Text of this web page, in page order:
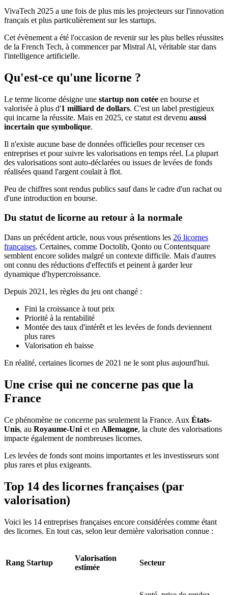
VivaTech 2025 a une fois de plus mis les projecteurs sur l'innovation
français et plus particulièrement sur les startups.
Cet évènement a été l'occasion de revenir sur les plus belles réussites
de la French Tech, à commencer par Mistral Al, véritable star dans
l'intelligence artificielle.
Qu'est-ce qu'une licorne ?
Le terme licorne désigne une startup non cotée en bourse et
valorisée à plus d'1 milliard de dollars. C'est un label prestigieux
qui incarne la réussite. Mais en 2025, ce statut est devenu aussi
incertain que symbolique.
Il n'existe aucune base de données officielles pour recenser ces
entreprises et pour suivre les valorisations en temps réel. La plupart
des valorisations sont auto-déclarées ou issues de levées de fonds
réalisées quand l'argent coulait à flot.
Peu de chiffres sont rendus publics sauf dans le cadre d'un rachat ou
d'une introduction en bourse.
Du statut de licorne au retour à la normale
Dans un précédent article, nous vous présentions les 26 licornes
françaises. Certaines, comme Doctolib, Qonto ou Contentsquare
semblent encore solides malgré un contexte difficile. Mais d'autres
ont connu des réductions d'effectifs et peinent à garder leur
dynamique d'hypercroissance.
Depuis 2021, les règles du jeu ont changé :
Fini la croissance à tout prix
Priorité à la rentabilité
Montée des taux d'intérêt et les levées de fonds deviennent
plus rares
Valorisation eh baisse
En réalité, certaines licornes de 2021 ne le sont plus aujourd'hui.
Une crise qui ne concerne pas que la
France
Ce phénomène ne concerne pas seulement la France. Aux États-
Unis, au Royaume-Uni et en Allemagne, la chute des valorisations
impacte également de nombreuses licornes.
Les levées de fonds sont moins importantes et les investisseurs sont
plus rares et plus exigeants.
Top 14 des licornes françaises (par
valorisation)
Voici les 14 entreprises françaises encore considérées comme étant
des licornes. En tout cas, selon leur dernière valorisation connue :
Rang Startup
Valorisation
estimée
Secteur